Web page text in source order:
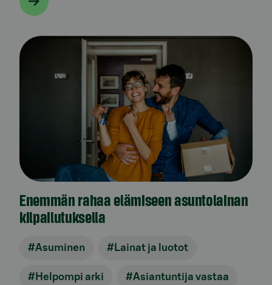
Enemmän rahaa elämiseen asuntolainan
kilpailutuksella
#Asuminen #Lainat ja luotot
#Helpompi arki #Asiantuntija vastaa